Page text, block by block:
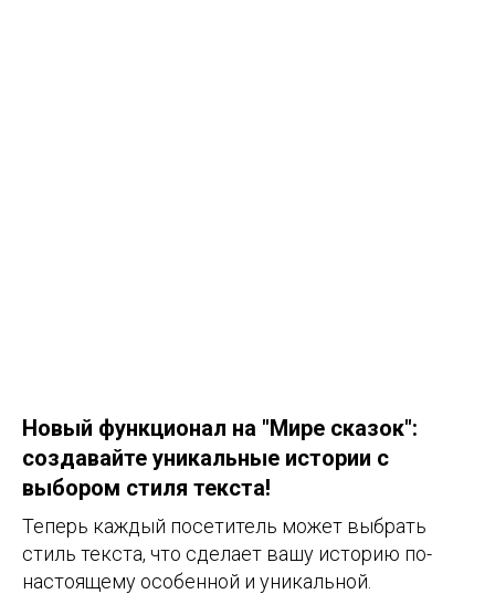
Новый функционал на "Мире сказок":
создавайте уникальные истории с
выбором стиля текста!
Теперь каждый посетитель может выбрать
стиль текста, что сделает вашу историю по-
настоящему особенной и уникальной.